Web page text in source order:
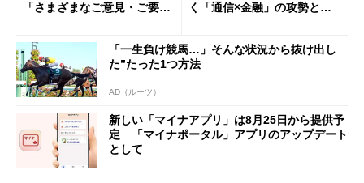
「さまざまなご意見・ご要望
く「通信×金融」の攻勢とグ
「一生負け競馬…」そんな状況から抜け出し
た”たった1つ方法
AD（ルーツ）
新しい「マイナアプリ」は8月25日から提供予
定 「マイナポータル」アプリのアップデート
として